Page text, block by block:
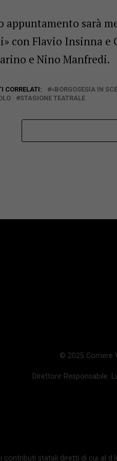
appuntamento sarà
con Flavio Insinna
e Nino Manfredi.
CORRELATI: «BORGOSESIA IN
STAGIONE TEATRALE
© 2025 Corriere
Direttore Responsabile:
contributi statali diretti di cui al